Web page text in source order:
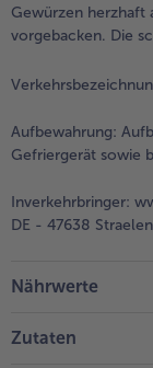
Gewürzen herzhaft
vorgebacken. Die
Aufbewahrung:
Gefriergerät sowie
Inverkehrbringer:
DE - 47638 Straelen
Nährwerte
Zutaten